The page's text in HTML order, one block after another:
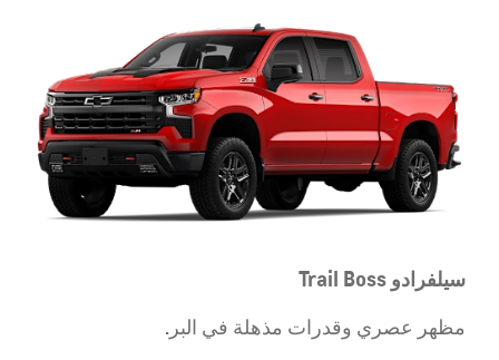
سيلفرادو Trail Boss
مظهر عصري وقدرات مذهلة في البر.